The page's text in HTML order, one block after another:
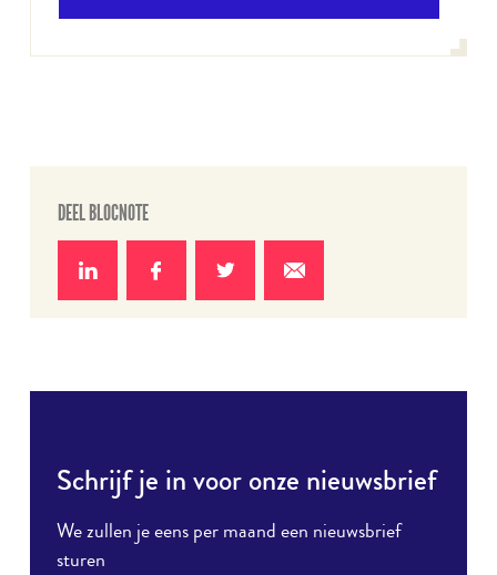
DEEL BLOCNOTE
LinkedInFacebookTwitter mail
Schrijf je in voor onze nieuwsbrief
We zullen je eens per maand een nieuwsbrief
sturen